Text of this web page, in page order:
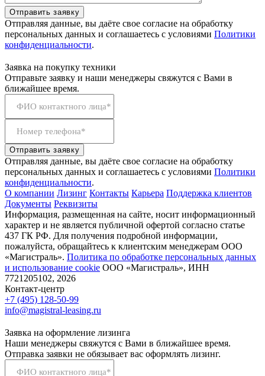
Отправить заявку
Отправляя данные, вы даёте свое согласие на обработку
персональных данных и соглашаетесь с условиями Политики
конфиденциальности.
Заявка на покупку техники
Отправьте заявку и наши менеджеры свяжутся с Вами в
ближайшее время.
ФИО контактного лица*
Номер телефона*
Отправить заявку
Отправляя данные, вы даёте свое согласие на обработку
персональных данных и соглашаетесь с условиями Политики
конфиденциальности.
О компании Лизинг Контакты Карьера Поддержка клиентов
Документы Реквизиты
Информация, размещенная на сайте, носит информационный
характер и не является публичной офертой согласно статье
437 ГК РФ. Для получения подробной информации,
пожалуйста, обращайтесь к клиентским менеджерам ООО
«Магистраль». Политика по обработке персональных данных
и использование сookie ООО «Магистраль», ИНН
7721205102, 2026
Контакт-центр
+7 (495) 128-50-99
info@magistral-leasing.ru
Заявка на оформление лизинга
Наши менеджеры свяжутся с Вами в ближайшее время.
Отправка заявки не обязывает вас оформлять лизинг.
ФИО контактного лица*